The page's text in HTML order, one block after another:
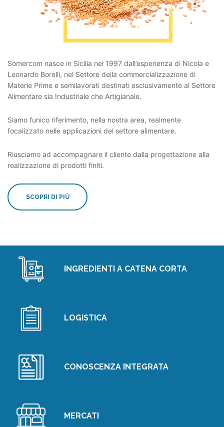
Somercom nasce in Sicilia nel 1997 dall’esperienza di Nicola e
Leonardo Borelli, nel Settore della commercializzazione di
Materie Prime e semilavorati destinati esclusivamente al Settore
Alimentare sia Industriale che Artigianale.
Siamo l’unico riferimento, nella nostra area, realmente
focalizzato nelle applicazioni del settore alimentare.
Riusciamo ad accompagnare il cliente dalla progettazione alla
realizzazione di prodotti finiti.
SCOPRI DI PIÙ
INGREDIENTI A CATENA CORTA
LOGISTICA
CONOSCENZA INTEGRATA
MERCATI